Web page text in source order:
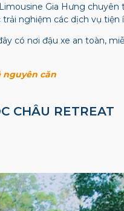
Gia Hưng chuyên
nghiệm các dịch vụ tiện
có nơi đậu xe an toàn,
nguyên căn
CHÂU RETREAT